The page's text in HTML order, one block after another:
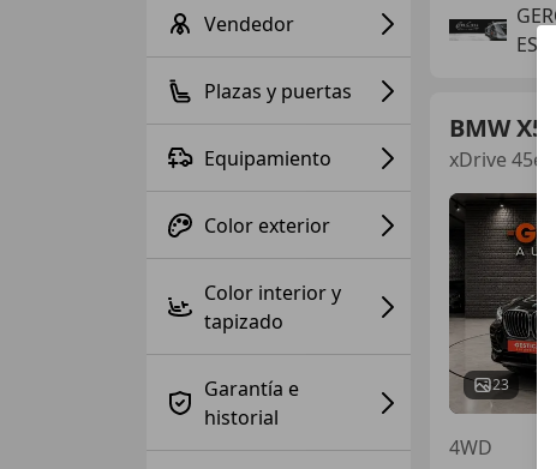
Vendedor
Plazas y puertas
Equipamiento
Color exterior
Color interior y
tapizado
Garantía e
historial
ES-
BMW X5
xDrive 45e
23
4WD